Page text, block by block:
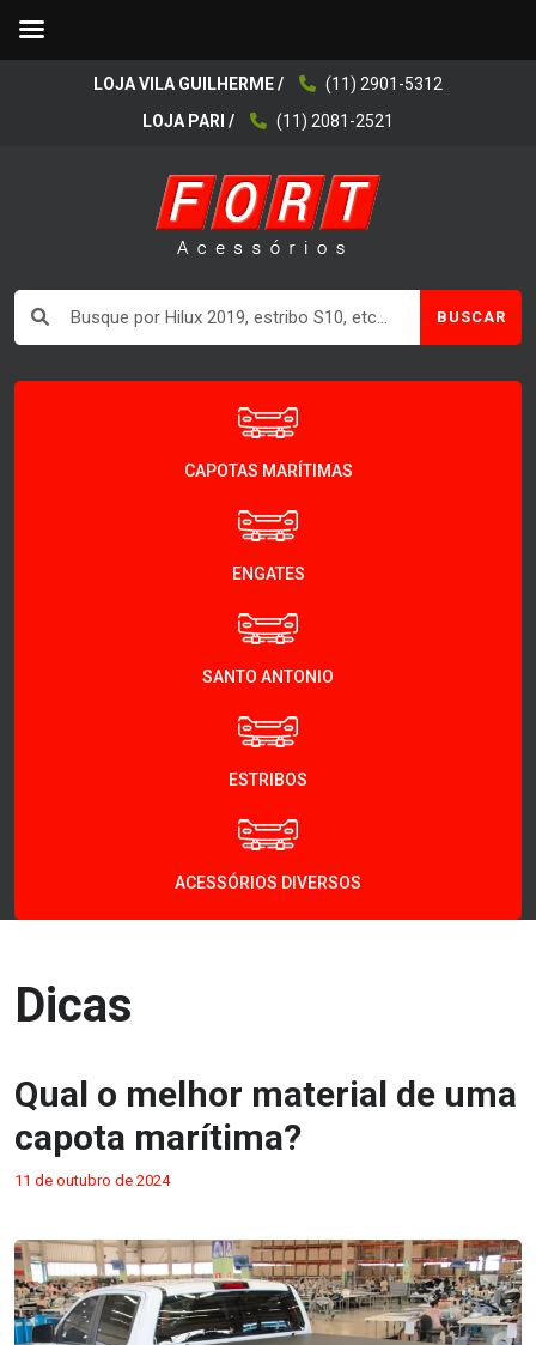
LOJA VILA GUILHERME /
(11) 2901-5312
LOJA PARI /
(11) 2081-2521
BUSCAR
CAPOTAS MARÍTIMAS
ENGATES
SANTO ANTONIO
ESTRIBOS
ACESSÓRIOS DIVERSOS
Dicas
Qual o melhor material de uma
capota marítima?
11 de outubro de 2024